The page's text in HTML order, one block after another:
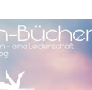
Hauptbereich